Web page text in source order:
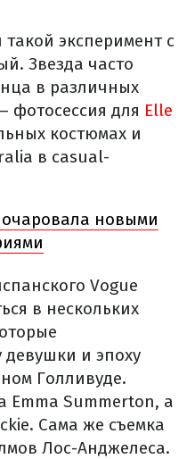
эксперимент с
Звезда часто
в различных
фотосессия для Elle
костюмах и
в casual-
новыми
Vogue
в нескольких
девушки и эпоху
Голливуде.
Emma Summerton, а
Сама же съемка
Лос-Анджелеса.